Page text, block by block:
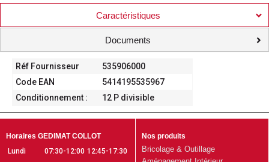
Caractéristiques
Documents
Réf Fournisseur
535906000
Code EAN
5414195535967
Conditionnement :
12 P divisible
Horaires GEDIMAT COLLOT
Lundi
07:30-12:00 12:45-17:30
Nos produits
Bricolage & Outillage